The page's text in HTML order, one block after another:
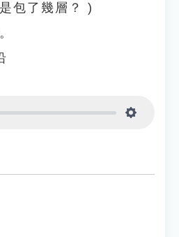
包了幾層？ )